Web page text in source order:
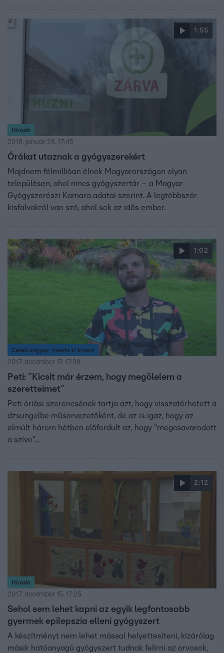
1:55
Híradó
2018. január 28. 17:45
Órákat utaznak a gyógyszerekért
Majdnem félmillióan élnek Magyarországon olyan
településen, ahol nincs gyógyszertár – a Magyar
Gyógyszerészi Kamara adatai szerint. A legtöbbször
kisfalvakról van szó, ahol sok az idős ember.
1:02
Celeb vagyok, ments ki innen!
2017. december 17. 17:38
Peti: ˝Kicsit már érzem, hogy megölelem a
szeretteimet˝
Peti óriási szerencsének tartja azt, hogy visszatérhetett a
dzsungelbe műsorvezetőként, de az is igaz, hogy az
elmúlt három hétben előfordult az, hogy "megcsavarodott
a szíve"...
2:12
Híradó
2017. december 15. 17:25
Sehol sem lehet kapni az egyik legfontosabb
gyermek epilepszia elleni gyógyszert
A készítményt nem lehet mással helyettesíteni, kizárólag
másik hatóanyagú gyógyszert tudnak felírni az orvosok,